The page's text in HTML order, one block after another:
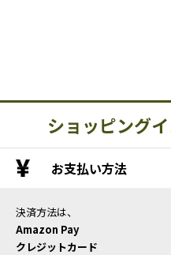
ショッピング
お支払い方法
決済方法は、
Amazon Pay
クレジットカード